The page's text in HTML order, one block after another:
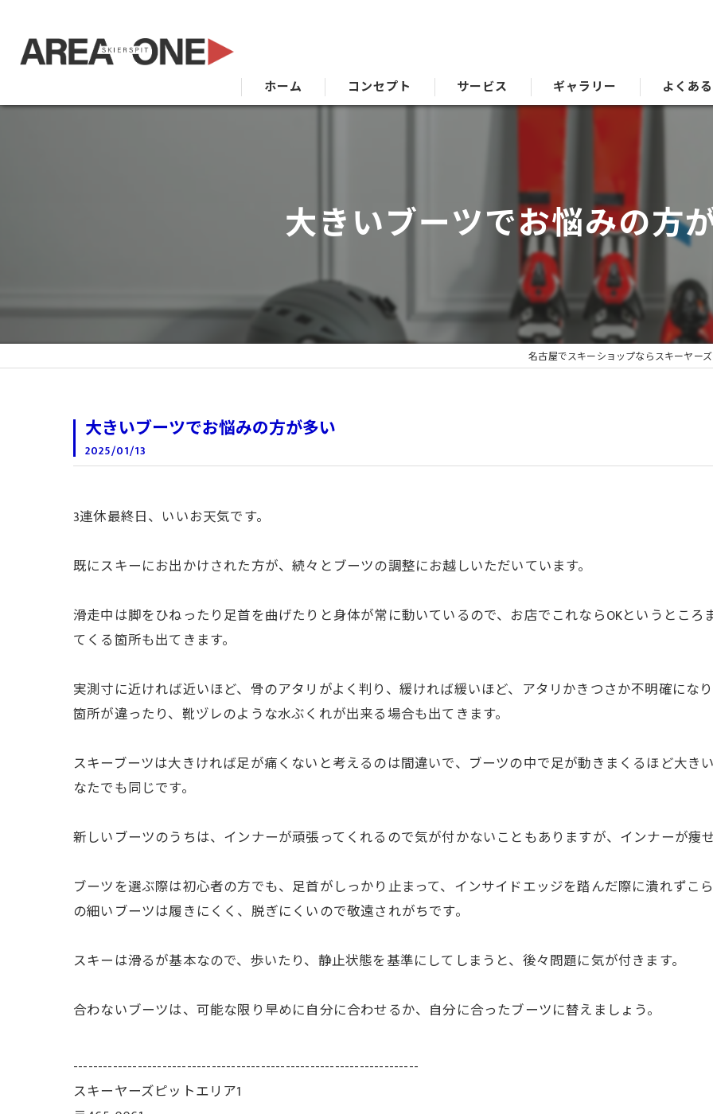
ホーム コンセプト サービス ギャラリー よくあ
大きいブーツでお悩みの方
名古屋でスキーショップならスキーヤー
大きいブーツでお悩みの方が多い
2025/01/13
3連休最終日、いいお天気です。
既にスキーにお出かけされた方が、続々とブーツの調整にお越しいただいています。
滑走中は脚をひねったり足首を曲げたりと身体が常に動いているので、お店でこれならOKというとこ
てくる箇所も出てきます。
実測寸に近ければ近いほど、骨のアタリがよく判り、緩ければ緩いほど、アタリかきつさか不明確にな
箇所が違ったり、靴ヅレのような水ぶくれが出来る場合も出てきます。
スキーブーツは大きければ足が痛くないと考えるのは間違いで、ブーツの中で足が動きまくるほど大き
なたでも同じです。
新しいブーツのうちは、インナーが頑張ってくれるので気が付かないこともありますが、インナーが痩
ブーツを選ぶ際は初心者の方でも、足首がしっかり止まって、インサイドエッジを踏んだ際に潰れずこ
の細いブーツは履きにくく、脱ぎにくいので敬遠されがちです。
スキーは滑るが基本なので、歩いたり、静止状態を基準にしてしまうと、後々問題に気が付きます。
合わないブーツは、可能な限り早めに自分に合わせるか、自分に合ったブーツに替えましょう。
----------------------------------------------------------------------
スキーヤーズピットエリア1